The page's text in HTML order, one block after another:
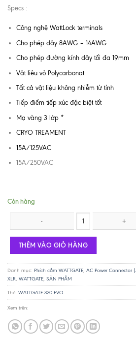
Specs :
Công nghệ WattLock terminals
Cho phép dây 8AWG – 14AWG
Cho phép đường kính dây tối đa 19mm
Vật liệu vỏ Polycarbonat
Tất cả vật liệu không nhiễm từ tính
Tiếp điểm tiếp xúc đặc biệt tốt
Mạ vàng 3 lớp *
CRYO TREAMENT
15A/125VAC
15A/250VAC
Còn hàng
WATTGATE 320 EVO - Black số lượng
THÊM VÀO GIỎ HÀNG
Danh mục: Phích cắm WATTGATE AC Power Connector
XLR WATTGATE SẢN PHẨM
Thẻ: WATTGATE 320 EVO
Xem trên: